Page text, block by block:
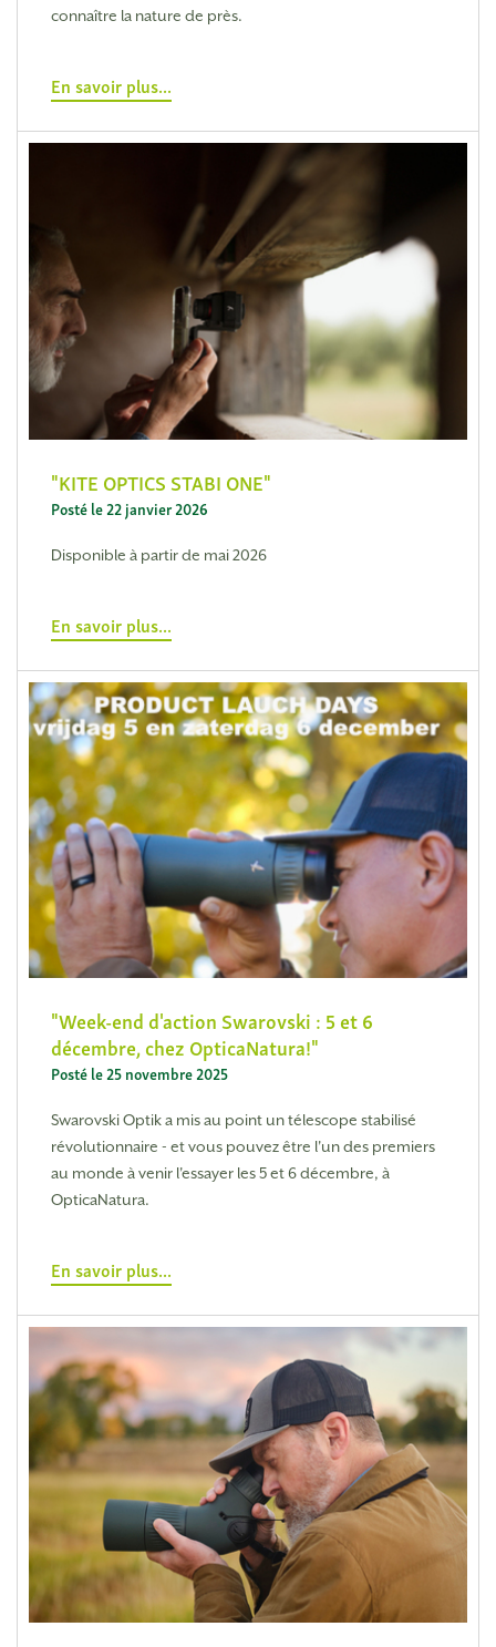
connaître la nature de près.
En savoir plus...
KITE OPTICS STABI ONE
Posté le 22 janvier 2026
Disponible à partir de mai 2026
En savoir plus...
Week-end d'action Swarovski : 5 et 6
décembre, chez OpticaNatura!
Posté le 25 novembre 2025
Swarovski Optik a mis au point un télescope stabilisé
révolutionnaire - et vous pouvez être l'un des premiers
au monde à venir l'essayer les 5 et 6 décembre, à
OpticaNatura.
En savoir plus...